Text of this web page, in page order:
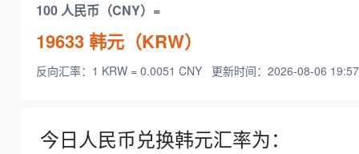
100 人民币（CNY）=
19633韩元（KRW）
反向汇率：1 KRW = 0.0051 CNY 更新时间：2026-08-06
今日人民币兑换韩元汇率为：